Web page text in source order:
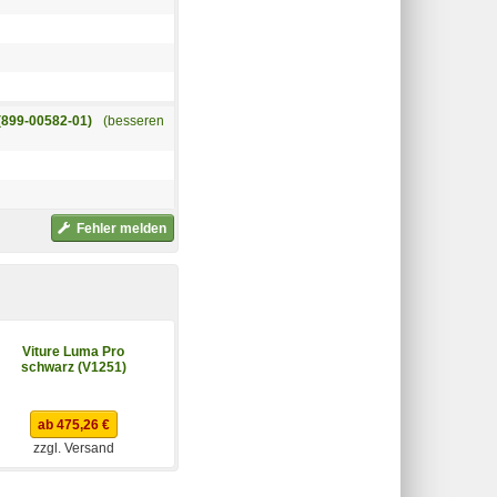
00582-01)
(besseren
Fehler melden
Viture Luma Pro
schwarz (V1251)
ab 475,26 €
zzgl. Versand